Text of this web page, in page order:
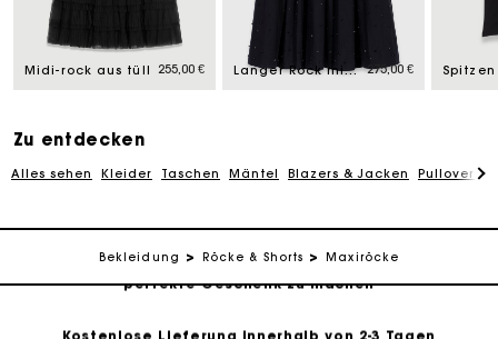
Midi-rock aus tüll 255,00 € Langer Rock mit Strass und Perlen 275,00 €
Zu entdecken
Alles sehen Kleider Taschen Mäntel Blazers & Jacken Pullover &
Bekleidung Röcke & Shorts Maxiröcke
Die Maje-Geschenkkarte: Die beste Möglichkeit, das
perfekte Geschenk zu machen
Kostenlose Lieferung innerhalb von 2-3 Tagen
PayPal - Bezahlung nach 30 Tagen
Die Maje-Geschenkkarte: Die beste Möglichkeit, das
Kostenlose Lieferung innerhalb von 2-3 Tagen